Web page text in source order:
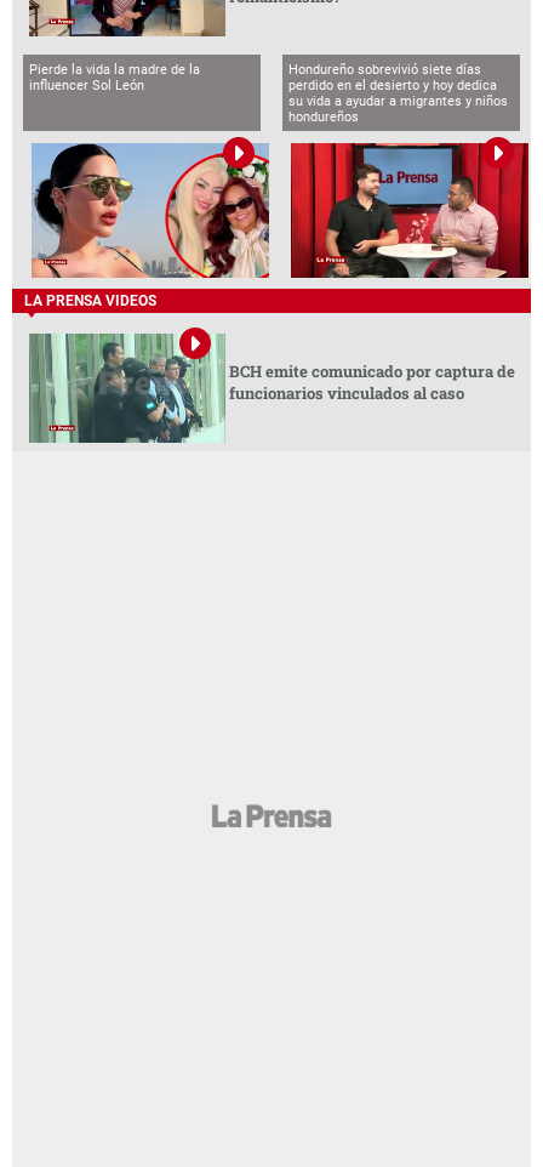
Pierde la vida la madre de la
influencer Sol León
Hondureño sobrevivió siete días
perdido en el desierto y hoy dedica
su vida a ayudar a migrantes y niños
hondureños
LA PRENSA VIDEOS
BCH emite comunicado por captura de
funcionarios vinculados al caso